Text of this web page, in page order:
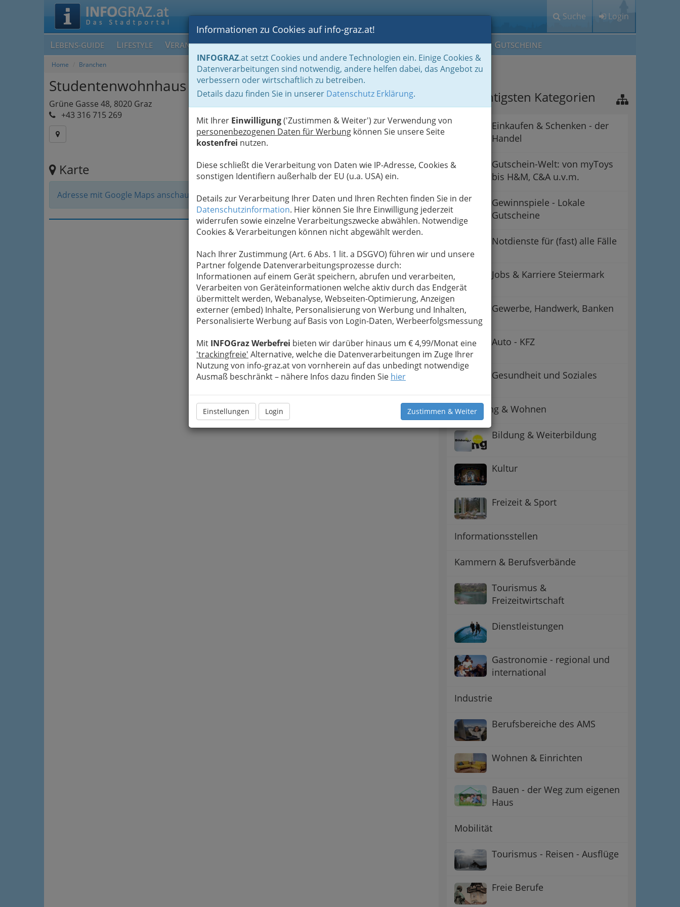
Suche Login
LEBENS-GUIDE LIFESTYLE VERANSTALTUNGEN BLOGS FOTOS GASTRONOMIE BRANCHEN MEIN IG GUTSCHEINE
Informationen zu Cookies auf info-graz.at!
INFOGRAZ.at setzt Cookies und andere Technologien ein. Einige Cookies &
Datenverarbeitungen sind notwendig, andere helfen dabei, das Angebot zu
verbessern oder wirtschaftlich zu betreiben.
Details dazu finden Sie in unserer Datenschutz Erklärung.
Mit Ihrer Einwilligung('Zustimmen & Weiter') zur Verwendung von
personenbezogenen Daten für Werbung können Sie unsere Seite
kostenfrei nutzen.
Diese schließt die Verarbeitung von Daten wie IP-Adresse, Cookies &
sonstigen Identifiern außerhalb der EU (u.a. USA) ein.
Details zur Verarbeitung Ihrer Daten und Ihren Rechten finden Sie in der
Datenschutzinformation. Hier können Sie Ihre Einwilligung jederzeit
widerrufen sowie einzelne Verarbeitungszwecke abwählen. Notwendige
Cookies & Verarbeitungen können nicht abgewählt werden.
Nach Ihrer Zustimmung (Art. 6 Abs. 1 lit. a DSGVO) führen wir und unsere
Partner folgende Datenverarbeitungsprozesse durch:
Informationen auf einem Gerät speichern, abrufen und verarbeiten,
Verarbeiten von Geräteinformationen welche aktiv durch das Endgerät
übermittelt werden, Webanalyse, Webseiten-Optimierung, Anzeigen
externer (embed) Inhalte, Personalisierung von Werbung und Inhalten,
Personalisierte Werbung auf Basis von Login-Daten, Werbeerfolgsmessung
Mit INFOGraz Werbefrei bieten wir darüber hinaus um € 4,99/Monat eine
'trackingfreie' Alternative, welche die Datenverarbeitungen im Zuge Ihrer
Nutzung von info-graz.at von vornherein auf das unbedingt notwendige
Ausmaß beschränkt – nähere Infos dazu finden Sie hier
Einstellungen Login Zustimmen & Weiter
Home Branchen
Navigation
Nach Oben
Studentenwohnhaus Grünegasse
Grüne Gasse 48, 8020 Graz
+43 316 715 269
Karte
Adresse mit Google Maps anschauen
Die wichtigsten Kategorien
Einkaufen & Schenken - der
Handel
Gutschein-Welt: von myToys
bis H&M, C&A u.v.m.
Gewinnspiele - Lokale
Gutscheine
Notdienste für (fast) alle Fälle
Jobs & Karriere Steiermark
Gewerbe, Handwerk, Banken
Auto - KFZ
Gesundheit und Soziales
Betreuung & Wohnen
Bildung & Weiterbildung
Kultur
Freizeit & Sport
Informationsstellen
Kammern & Berufsverbände
Tourismus &
Freizeitwirtschaft
Dienstleistungen
Gastronomie - regional und
international
Industrie
Berufsbereiche des AMS
Wohnen & Einrichten
Bauen - der Weg zum eigenen
Haus
Mobilität
Tourismus - Reisen - Ausflüge
Freie Berufe